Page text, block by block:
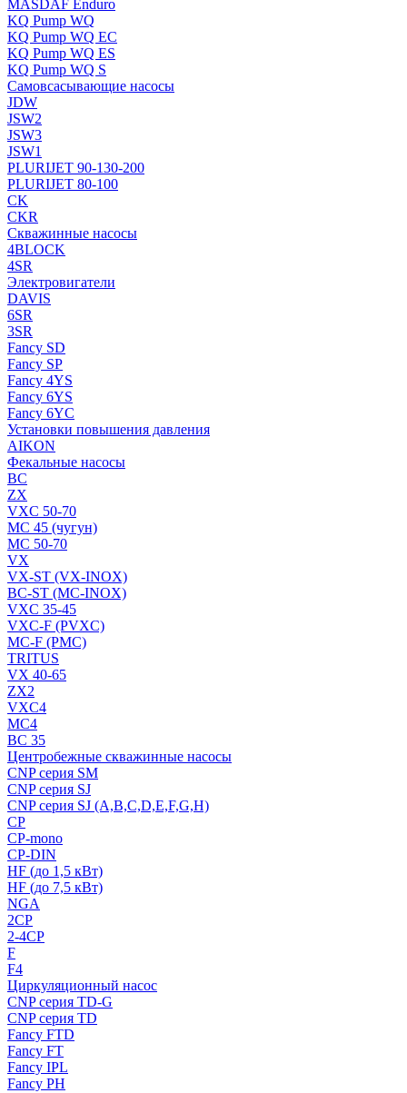
MASDAF Enduro
KQ Pump WQ
KQ Pump WQ EC
KQ Pump WQ ES
KQ Pump WQ S
Самовсасывающие насосы
JDW
JSW2
JSW3
JSW1
PLURIJET 90-130-200
PLURIJET 80-100
CK
CKR
Скважинные насосы
4BLOCK
4SR
Электровигатели
DAVIS
6SR
3SR
Fancy SD
Fancy SP
Fancy 4YS
Fancy 6YS
Fancy 6YC
Установки повышения давления
AIKON
Фекальные насосы
BC
ZX
VXC 50-70
MC 45 (чугун)
MC 50-70
VX
VX-ST (VX-INOX)
BC-ST (MC-INOX)
VXC 35-45
VXC-F (PVXC)
MC-F (PMC)
TRITUS
VX 40-65
ZX2
VXC4
MC4
BC 35
Центробежные скважинные насосы
CNP серия SM
CNP серия SJ
CNP серия SJ (A,B,C,D,E,F,G,H)
CP
CP-mono
CP-DIN
HF (до 1,5 кВт)
HF (до 7,5 кВт)
NGA
2CP
2-4CP
F
F4
Циркуляционный насос
CNP серия TD-G
CNP серия TD
Fancy FTD
Fancy FT
Fancy IPL
Fancy PH